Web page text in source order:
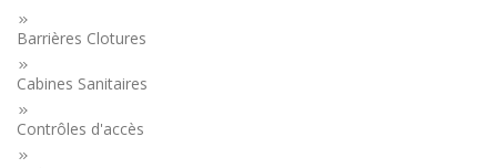
Barrières Clotures
Cabines Sanitaires
Contrôles d'accès